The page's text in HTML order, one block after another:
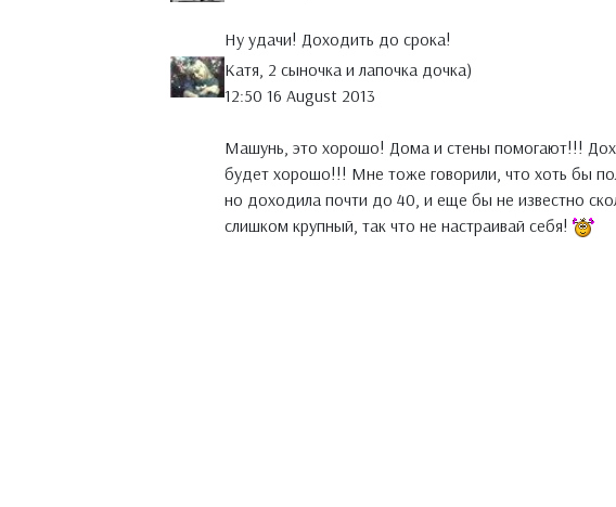
Ну удачи! Доходить до срока!
Катя, 2 сыночка и лапочка дочка)
12:50 16 August 2013
Машунь, это хорошо! Дома и стены помогают!!!
будет хорошо!!! Мне тоже говорили, что хоть бы
но доходила почти до 40, и еще бы не известно
слишком крупный, так что не настраивай себя!